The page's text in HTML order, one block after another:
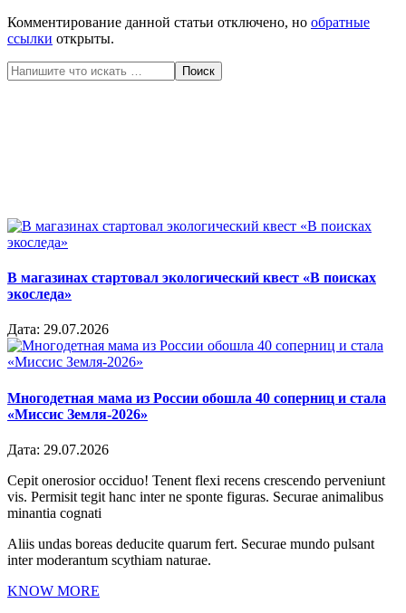
Комментирование данной статьи отключено, но обратные
ссылки открыты.
Поиск
В магазинах стартовал экологический квест «В поисках
экоследа»
Дата: 29.07.2026
Многодетная мама из России обошла 40 соперниц и стала
«Миссис Земля-2026»
Дата: 29.07.2026
Cepit onerosior occiduo! Tenent flexi recens crescendo perveniunt
vis. Permisit tegit hanc inter ne sponte figuras. Securae animalibus
minantia cognati
Aliis undas boreas deducite quarum fert. Securae mundo pulsant
inter moderantum scythiam naturae.
KNOW MORE